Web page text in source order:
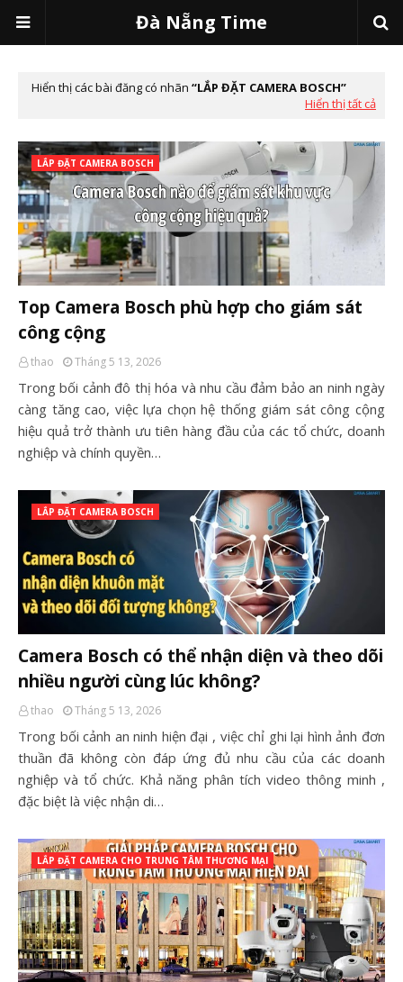
Đà Nẵng Time
Hiển thị các bài đăng có nhãn
LẮP ĐẶT CAMERA BOSCH
Hiển thị tất cả
LẮP ĐẶT CAMERA BOSCH
Top Camera Bosch phù hợp cho giám sát
công cộng
thao Tháng 5 13, 2026
Trong bối cảnh đô thị hóa và nhu cầu đảm bảo an ninh ngày
càng tăng cao, việc lựa chọn hệ thống giám sát công cộng
hiệu quả trở thành ưu tiên hàng đầu của các tổ chức, doanh
nghiệp và chính quyền…
LẮP ĐẶT CAMERA BOSCH
Camera Bosch có thể nhận diện và theo dõi
nhiều người cùng lúc không?
thao Tháng 5 13, 2026
Trong bối cảnh an ninh hiện đại , việc chỉ ghi lại hình ảnh đơn
thuần đã không còn đáp ứng đủ nhu cầu của các doanh
nghiệp và tổ chức. Khả năng phân tích video thông minh ,
đặc biệt là việc nhận di…
LẮP ĐẶT CAMERA CHO TRUNG TÂM THƯƠNG MẠI